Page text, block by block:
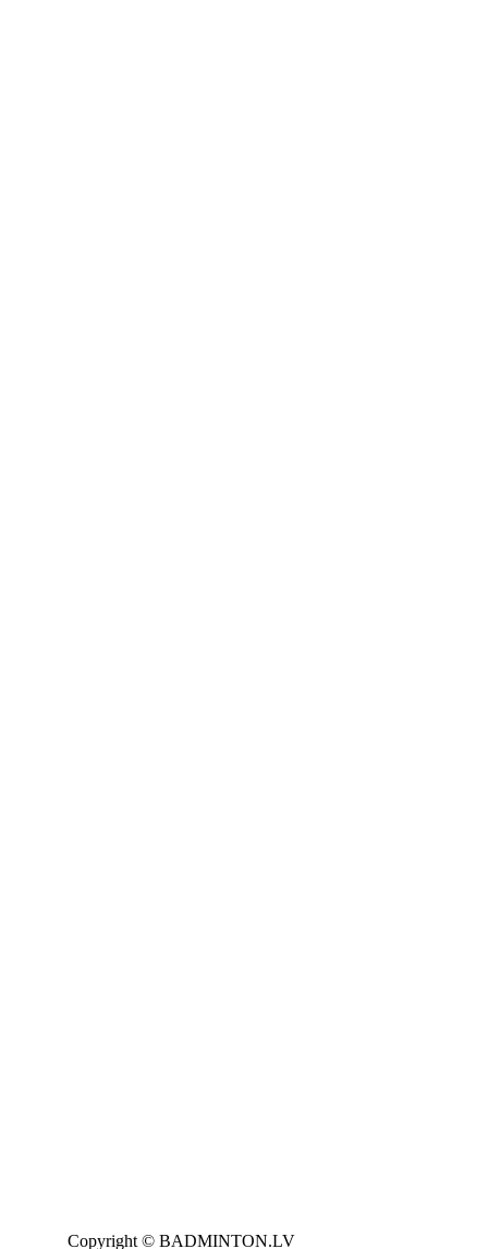
Copyright © BADMINTON.LV